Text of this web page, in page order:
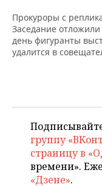
Прокуроры с
Заседание
день фигуранты
удалится в
группу
страницу в
времени».
«Дзене».